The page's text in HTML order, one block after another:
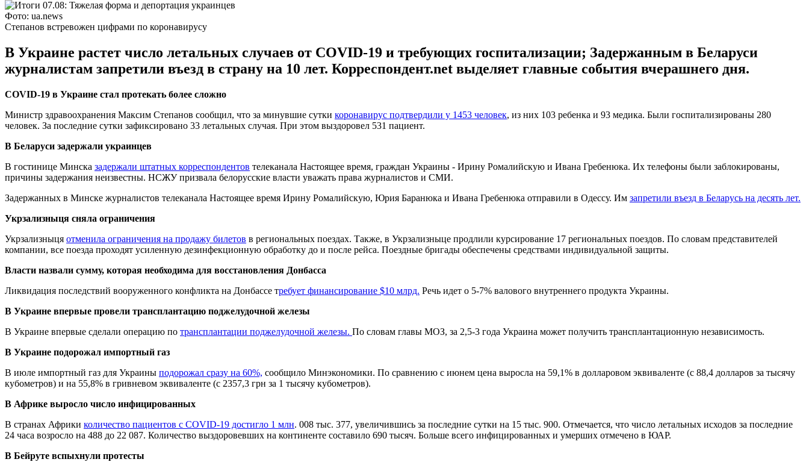
Фото: ua.news
Степанов встревожен цифрами по коронавирусу
В Украине растет число летальных случаев от COVID-19 и требующих госпитализации; Задержанным в Беларуси
журналистам запретили въезд в страну на 10 лет. Корреспондент.net выделяет главные события вчерашнего дня.
COVID-19 в Украине стал протекать более сложно
Министр здравоохранения Максим Степанов сообщил, что за минувшие сутки коронавирус подтвердили у 1453 человек, из них 103 ребенка и 93 медика. Были госпитализированы 280
человек. За последние сутки зафиксировано 33 летальных случая. При этом выздоровел 531 пациент.
В Беларуси задержали украинцев
В гостинице Минска задержали штатных корреспондентов телеканала Настоящее время, граждан Украины - Ирину Ромалийскую и Ивана Гребенюка. Их телефоны были заблокированы,
причины задержания неизвестны. НСЖУ призвала белорусские власти уважать права журналистов и СМИ.
Задержанных в Минске журналистов телеканала Настоящее время Ирину Ромалийскую, Юрия Баранюка и Ивана Гребенюка отправили в Одессу. Им запретили въезд в Беларусь на десять лет.
Укрзализныця сняла ограничения
Укрзализныця отменила ограничения на продажу билетов в региональных поездах. Также, в Укрзализныце продлили курсирование 17 региональных поездов. По словам представителей
компании, все поезда проходят усиленную дезинфекционную обработку до и после рейса. Поездные бригады обеспечены средствами индивидуальной защиты.
Власти назвали сумму, которая необходима для восстановления Донбасса
Ликвидация последствий вооруженного конфликта на Донбассе требует финансирование $10 млрд. Речь идет о 5-7% валового внутреннего продукта Украины.
В Украине впервые провели трансплантацию поджелудочной железы
В Украине впервые сделали операцию по трансплантации поджелудочной железы. По словам главы МОЗ, за 2,5-3 года Украина может получить трансплантационную независимость.
В Украине подорожал импортный газ
В июле импортный газ для Украины подорожал сразу на 60%, сообщило Минэкономики. По сравнению с июнем цена выросла на 59,1% в долларовом эквиваленте (с 88,4 долларов за тысячу
кубометров) и на 55,8% в гривневом эквиваленте (с 2357,3 грн за 1 тысячу кубометров).
В Африке выросло число инфицированных
В странах Африки количество пациентов с COVID-19 достигло 1 млн. 008 тыс. 377, увеличившись за последние сутки на 15 тыс. 900. Отмечается, что число летальных исходов за последние
24 часа возросло на 488 до 22 087. Количество выздоровевших на континенте составило 690 тысяч. Больше всего инфицированных и умерших отмечено в ЮАР.
В Бейруте вспыхнули протесты